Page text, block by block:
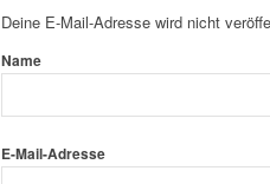
Deine E-Mail-Adresse wird nicht
Name
E-Mail-Adresse